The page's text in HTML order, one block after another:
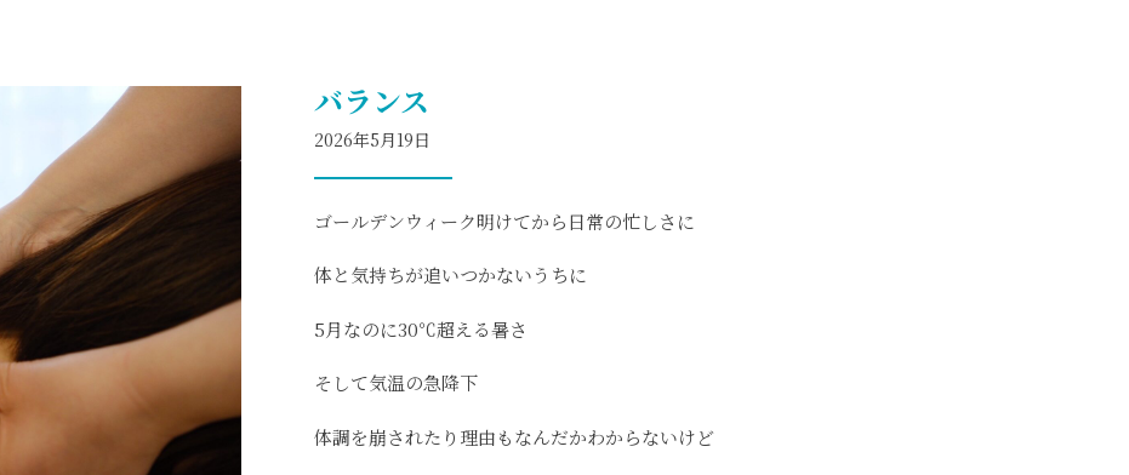
バランス
2026年5月19日
ゴールデンウィーク明けてから日常の忙しさに
体と気持ちが追いつかないうちに
5月なのに30℃超える暑さ
そして気温の急降下
体調を崩されたり理由もなんだかわからないけど